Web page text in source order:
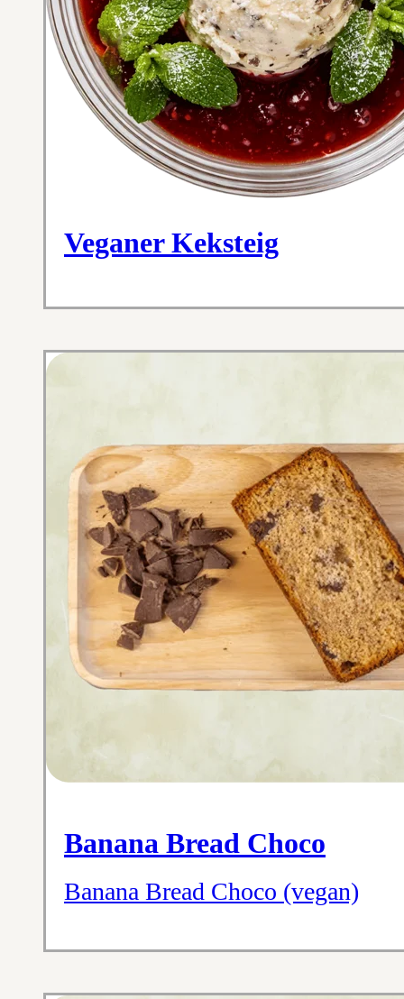
Veganer Keksteig
Banana Bread Choco
Banana Bread Choco (vegan)